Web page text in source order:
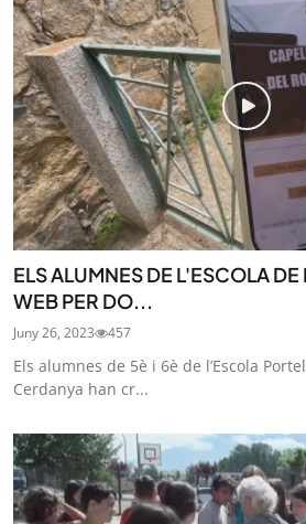
ELS ALUMNES DE L'ESCOLA
WEB PER DO...
Juny 26, 2023 457
Els alumnes de 5è i 6è de l’Escola
Cerdanya han cr...
STAY UPDATED
Tota l’actualitat, seleccionada i
al teu correu. Subscriu-te al
la informació que importa.